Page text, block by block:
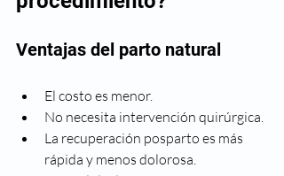
Ventajas del parto natural
El costo es menor.
No necesita intervención quirúrgica.
La recuperación posparto es más
rápida y menos dolorosa.